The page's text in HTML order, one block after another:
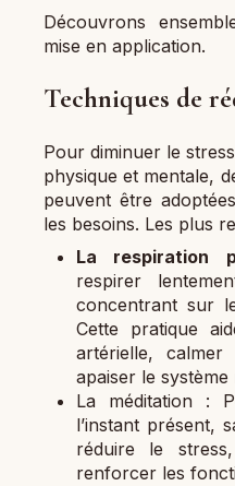
Découvrons
mise en application.
Techniques de
Pour diminuer le
physique et mentale,
peuvent être
les besoins. Les plus
La respiration
respirer
concentrant sur
Cette pratique
artérielle,
apaiser le
La méditation :
l’instant présent,
réduire le
renforcer les